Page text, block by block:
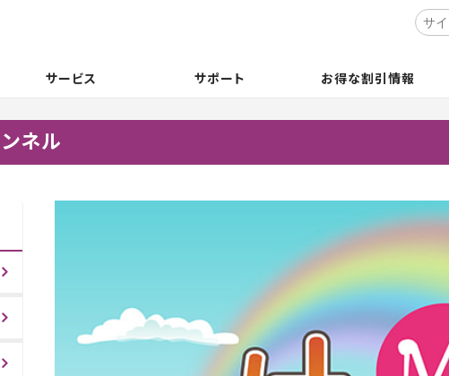
サービス サポート お得な割引情報
ネル